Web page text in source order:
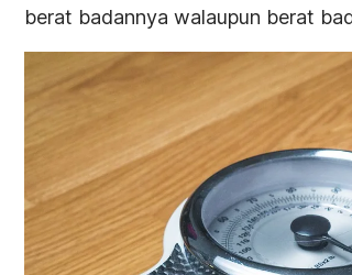
berat badannya walaupun berat